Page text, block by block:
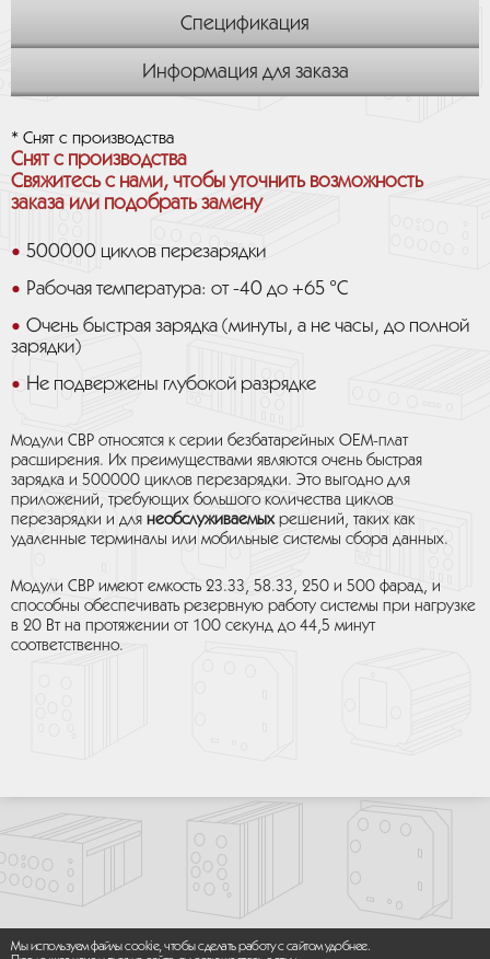
Спецификация
Информация для заказа
* Снят с производства
Снят с производства
Свяжитесь с нами, чтобы уточнить возможность
заказа или подобрать замену
500000 циклов перезарядки
Рабочая температура: от -40 до +65 °C
Очень быстрая зарядка (минуты, а не часы, до полной
зарядки)
Не подвержены глубокой разрядке
Модули CBP относятся к серии безбатарейных OEM-плат
расширения. Их преимуществами являются очень быстрая
зарядка и 500000 циклов перезарядки. Это выгодно для
приложений, требующих большого количества циклов
перезарядки и для необслуживаемыхрешений, таких как
удаленные терминалы или мобильные системы сбора данных.
Модули CBP имеют емкость 23.33, 58.33, 250 и 500 фарад, и
способны обеспечивать резервную работу системы при нагрузке
в 20 Вт на протяжении от 100 секунд до 44,5 минут
соответственно.
Мы используем файлы cookie, чтобы сделать работу с сайтом удобнее.